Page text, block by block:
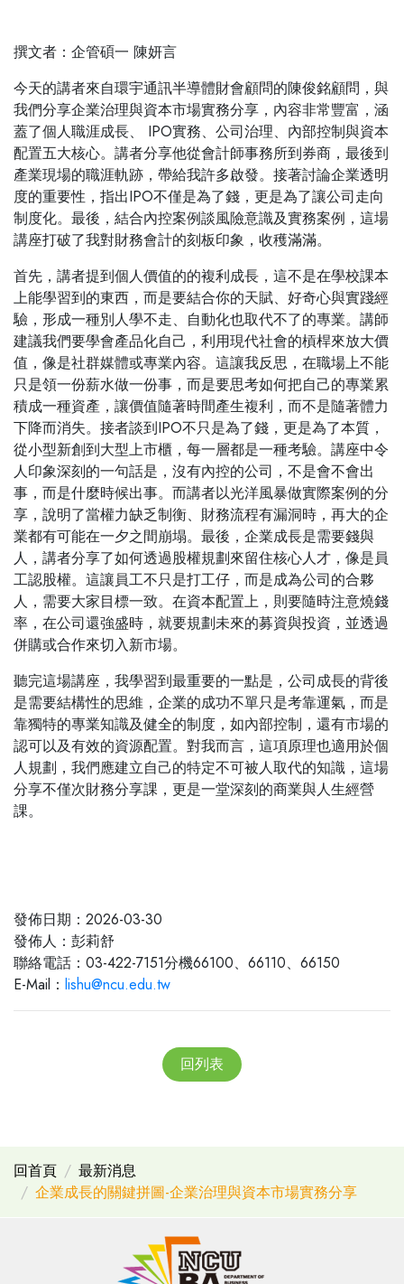
撰文者：企管碩一 陳妍言
今天的講者來自環宇通訊半導體財會顧問的陳俊銘顧問，與
我們分享企業治理與資本市場實務分享，內容非常豐富，涵
蓋了個人職涯成長、 IPO實務、公司治理、內部控制與資本
配置五大核心。講者分享他從會計師事務所到券商，最後到
產業現場的職涯軌跡，帶給我許多啟發。接著討論企業透明
度的重要性，指出IPO不僅是為了錢， 更是為了讓公司走向
制度化。最後，結合內控案例談風險意識及實務案例，這場
講座打破了我對財務會計的刻板印象，收穫滿滿。
首先，講者提到個人價值的的複利成長，這不是在學校課本
上能學習到的東西， 而是要結合你的天賦、好奇心與實踐經
驗，形成一種別人學不走、自動化也取代不了的專業。講師
建議我們要學會產品化自己，利用現代社會的槓桿來放大價
值，像是社群媒體或專業內容。這讓我反思，在職場上不能
只是領一份薪水做一份事，而是要思考如何把自己的專業累
積成一種資產，讓價值隨著時間產生複利，而不是隨著體力
下降而消失。接者談到IPO不只是為了錢，更是為了本質，
從小型新創到大型上市櫃，每一層都是一種考驗。講座中令
人印象深刻的一句話是，沒有內控的公司，不是會不會出
事，而是什麼時候出事。而講者以光洋風暴做實際案例的分
享，說明了當權力缺乏制衡、財務流程有漏洞時，再大的企
業都有可能在一夕之間崩塌。最後，企業成長是需要錢與
人，講者分享了如何透過股權規劃來留住核心人才，像是員
工認股權。這讓員工不只是打工仔，而是成為公司的合夥
人，需要大家目標一致。在資本配置上，則要隨時注意燒錢
率，在公司還強盛時，就要規劃未來的募資與投資，並透過
併購或合作來切入新市場。
聽完這場講座，我學習到最重要的一點是，公司成長的背後
是需要結構性的思維，企業的成功不單只是考靠運氣，而是
靠獨特的專業知識及健全的制度，如內部控制，還有市場的
認可以及有效的資源配置。對我而言，這項原理也適用於個
人規劃， 我們應建立自己的特定不可被人取代的知識，這場
分享不僅次財務分享課，更是一堂深刻的商業與人生經營
課。
發佈日期：2026-03-30
發佈人：彭莉舒
聯絡電話：03-422-7151分機66100、66110、66150
E-Mail： lishu@ncu.edu.tw
回列表
回首頁
最新消息
企業成長的關鍵拼圖-企業治理與資本市場實務分享